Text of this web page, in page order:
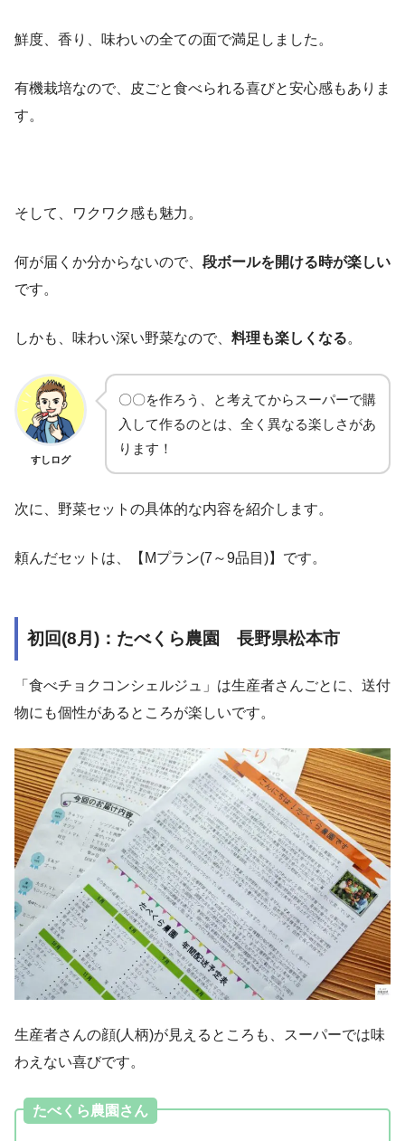
鮮度、香り、味わいの全ての面で満足しました。
有機栽培なので、皮ごと食べられる喜びと安心感もありま
す。
そして、ワクワク感も魅力。
何が届くか分からないので、 段ボールを開ける時が楽しい
です。
しかも、味わい深い野菜なので、 料理も楽しくなる。
すしログ
〇〇を作ろう、と考えてからスーパーで購
入して作るのとは、全く異なる楽しさがあ
ります！
次に、野菜セットの具体的な内容を紹介します。
頼んだセットは、【Mプラン(7～9品目)】です。
初回(8月)：たべくら農園 長野県松本市
「食べチョクコンシェルジュ」は生産者さんごとに、送付
物にも個性があるところが楽しいです。
生産者さんの顔(人柄)が見えるところも、スーパーでは味
わえない喜びです。
たべくら農園さん